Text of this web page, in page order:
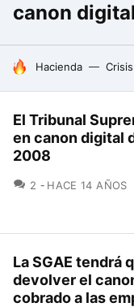
canon digital
HOY SE HABLA DE
Hacienda Crisis
El Tribunal
en canon digital
2008
2 COMENTARIOS
HACE 14 AÑOS
La SGAE tendrá
devolver el
cobrado a las